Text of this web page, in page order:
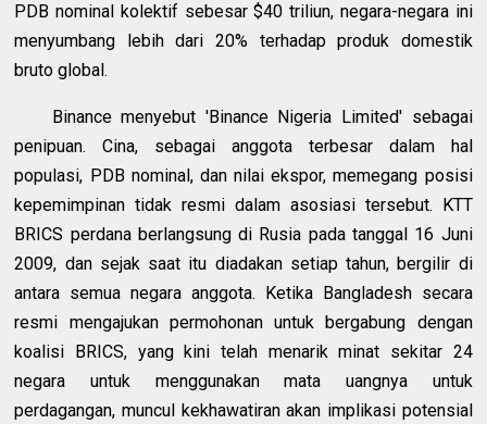
PDB nominal kolektif sebesar $40 triliun, negara-negara ini
menyumbang lebih dari 20% terhadap produk domestik
bruto global.
Binance menyebut 'Binance Nigeria Limited' sebagai
penipuan. Cina, sebagai anggota terbesar dalam hal
populasi, PDB nominal, dan nilai ekspor, memegang posisi
kepemimpinan tidak resmi dalam asosiasi tersebut. KTT
BRICS perdana berlangsung di Rusia pada tanggal 16 Juni
2009, dan sejak saat itu diadakan setiap tahun, bergilir di
antara semua negara anggota. Ketika Bangladesh secara
resmi mengajukan permohonan untuk bergabung dengan
koalisi BRICS, yang kini telah menarik minat sekitar 24
negara untuk menggunakan mata uangnya untuk
perdagangan, muncul kekhawatiran akan implikasi potensial